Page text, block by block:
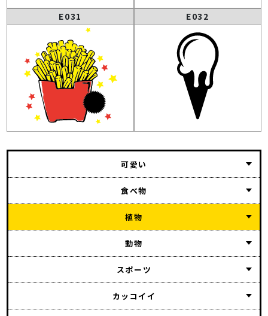
E031 E032
可愛い
食べ物
植物
動物
スポーツ
カッコイイ